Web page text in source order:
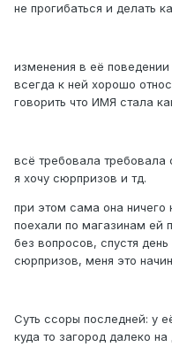
не прогибаться и делать
изменения в её
всегда к ней хорошо
говорить что ИМЯ стала
всё требовала
я хочу сюрпризов и тд.
при этом сама она
поехали по магазинам ей
без вопросов, спустя
сюрпризов, меня это
Cуть ссоры последней: у
куда то загород далеко на